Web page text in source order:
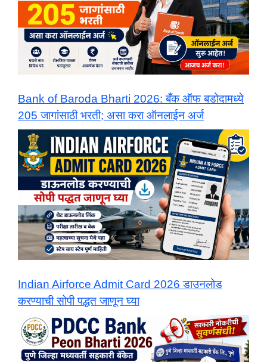
Bank of Baroda Bharti 2026: बँक ऑफ बडोदामध्ये
205 जागांसाठी भरती; असा करा ऑनलाईन अर्ज
Indian Airforce Admit Card 2026 डाउनलोड
करण्याची सोपी पद्धत जाणून घ्या